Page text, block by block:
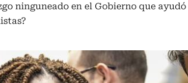
ninguneado en el Gobierno que